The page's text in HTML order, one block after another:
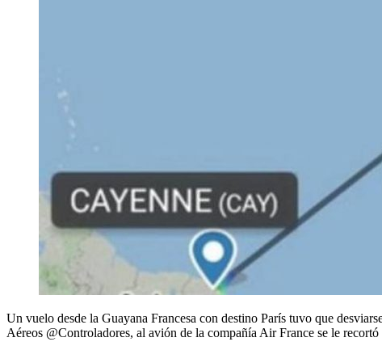
Un vuelo desde la Guayana Francesa con destino París tuvo que
Aéreos @Controladores, al avión de la compañía Air France se le